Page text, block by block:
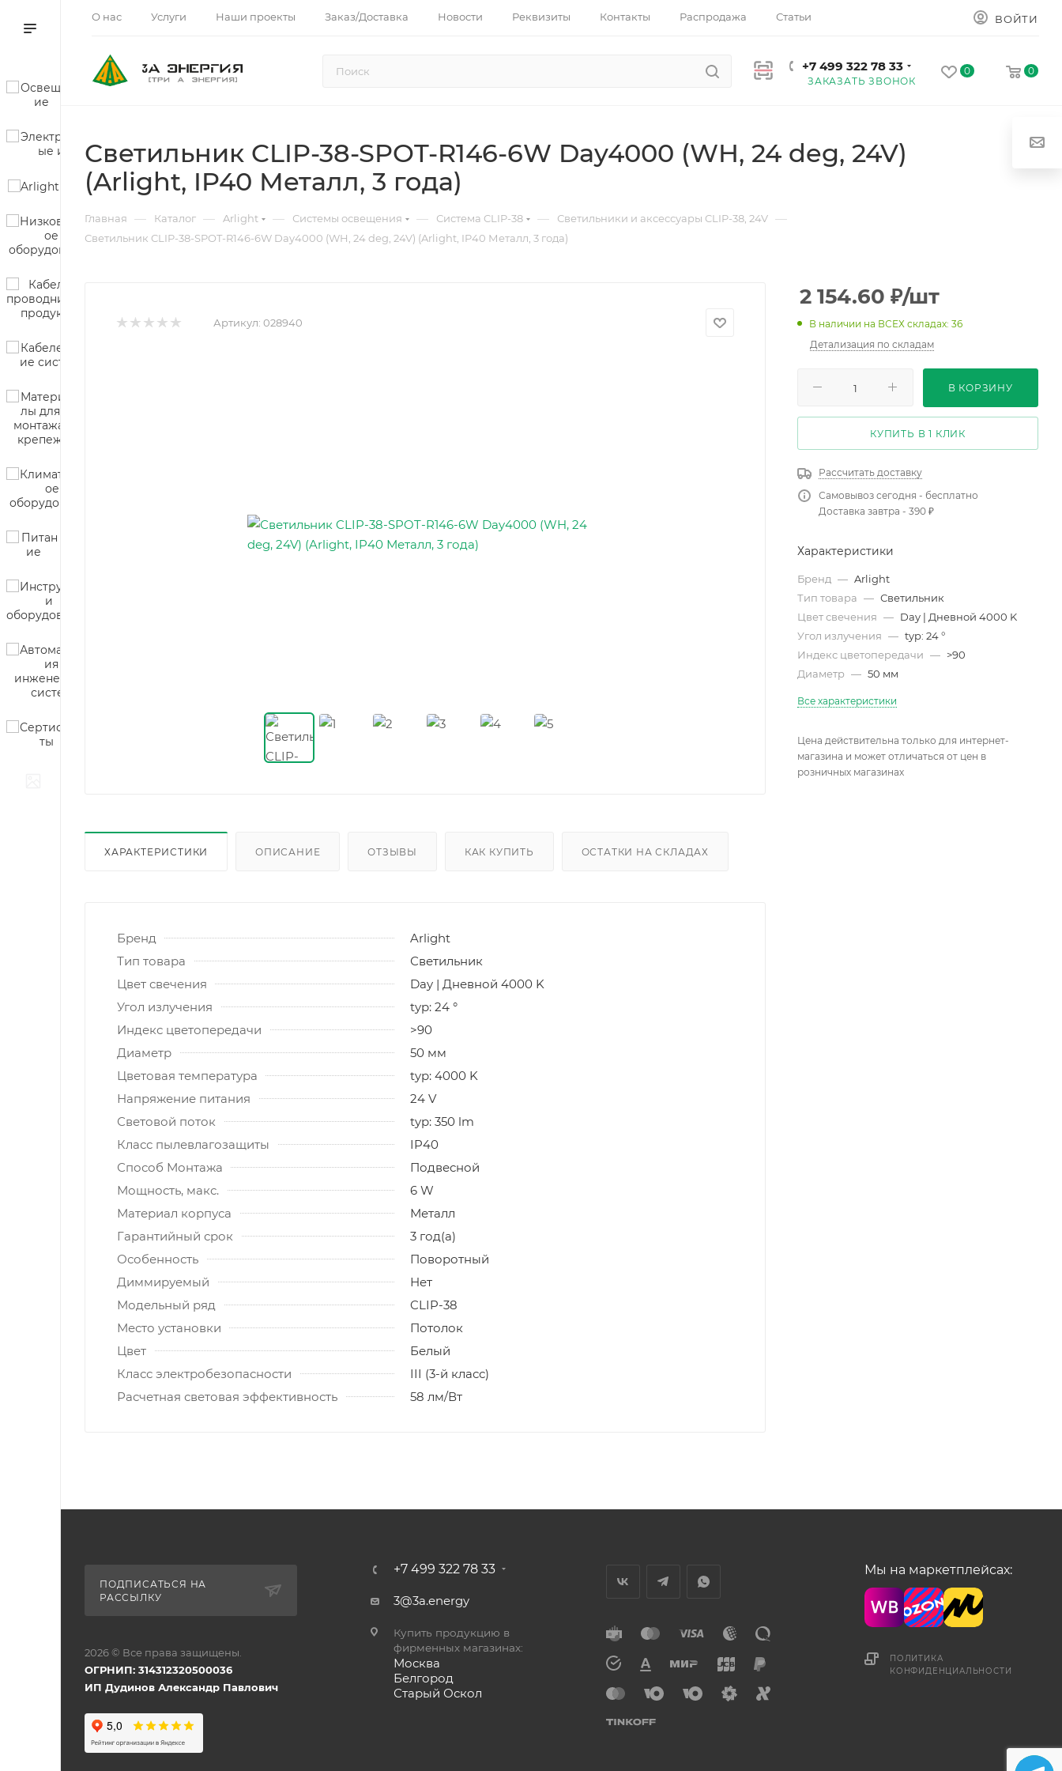
О нас Услуги Наши проекты Заказ/Доставка Новости Реквизиты Контакты Распродажа Статьи ВОЙТИ
+7 499 322 78 33
ЗАКАЗАТЬ ЗВОНОК
0 0
Светильник CLIP-38-SPOT-R146-6W Day4000 (WH, 24 deg, 24V)
(Arlight, IP40 Металл, 3 года)
Главная — Каталог — Arlight — Системы освещения — Система CLIP-38 — Светильники и аксессуары CLIP-38, 24V —
Светильник CLIP-38-SPOT-R146-6W Day4000 (WH, 24 deg, 24V) (Arlight, IP40 Металл, 3 года)
Артикул: 028940
ХАРАКТЕРИСТИКИ ОПИСАНИЕ ОТЗЫВЫ КАК КУПИТЬ ОСТАТКИ НА СКЛАДАХ
Бренд
Arlight
Тип товара
Светильник
Цвет свечения
Day | Дневной 4000 K
Угол излучения
typ: 24 °
Индекс цветопередачи
>90
Диаметр
50 мм
Цветовая температура
typ: 4000 K
Напряжение питания
24 V
Световой поток
typ: 350 lm
Класс пылевлагозащиты
IP40
Способ Монтажа
Подвесной
Мощность, макс.
6 W
Материал корпуса
Металл
Гарантийный срок
3 год(а)
Особенность
Поворотный
Диммируeмый
Нет
Модельный ряд
CLIP-38
Место установки
Потолок
Цвет
Белый
Класс электробезопасности
III (3-й класс)
Расчетная световая эффективность
58 лм/Вт
2 154.60 ₽/шт
В наличии на ВСЕХ складах: 36
Детализация по складам
В КОРЗИНУ
КУПИТЬ В 1 КЛИК
Рассчитать доставку
Самовывоз сегодня - бесплатно
Доставка завтра - 390 ₽
Характеристики
Бренд — Arlight
Тип товара — Светильник
Цвет свечения — Day | Дневной 4000 K
Угол излучения — typ: 24 °
Индекс цветопередачи — >90
Диаметр — 50 мм
Все характеристики
Цена действительна только для интернет-
магазина и может отличаться от цен в
розничных магазинах
ПОДПИСАТЬСЯ НА
РАССЫЛКУ
2026 © Все права защищены.
ОГРНИП: 314312320500036
ИП Дудинов Александр Павлович
+7 499 322 78 33
3@3a.energy
Купить продукцию в
фирменных магазинах:
Москва
Белгород
Старый Оскол
Мы на маркетплейсах:
ПОЛИТИКА
КОНФИДЕНЦИАЛЬНОСТИ